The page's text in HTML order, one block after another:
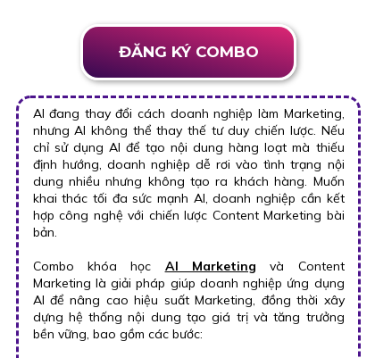
AI đang thay đổi cách doanh nghiệp làm Marketing,
nhưng AI không thể thay thế tư duy chiến lược. Nếu
chỉ sử dụng AI để tạo nội dung hàng loạt mà thiếu
định hướng, doanh nghiệp dễ rơi vào tình trạng nội
dung nhiều nhưng không tạo ra khách hàng. Muốn
khai thác tối đa sức mạnh AI, doanh nghiệp cần kết
hợp công nghệ với chiến lược Content Marketing bài
bản.
Combo khóa học AI Marketing và Content
Marketing là giải pháp giúp doanh nghiệp ứng dụng
AI để nâng cao hiệu suất Marketing, đồng thời xây
dựng hệ thống nội dung tạo giá trị và tăng trưởng
bền vững, bao gồm các bước:
ĐĂNG KÝ COMBO